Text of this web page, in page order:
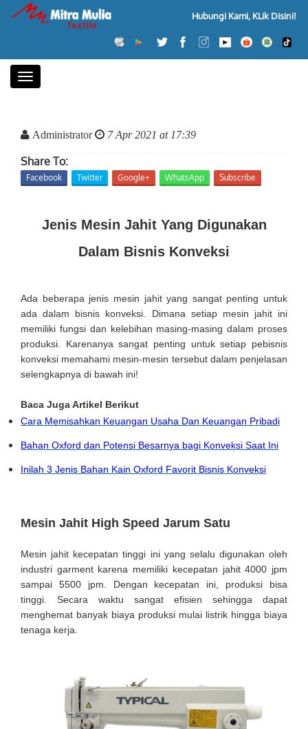
Hubungi Kami, KLik Disini!
Toggle
Administrator 7 Apr 2021 at 17:39
Share To:
Facebook Twitter Google+ WhatsApp Subscribe
Jenis Mesin Jahit Yang Digunakan
Dalam Bisnis Konveksi
Ada beberapa jenis mesin jahit yang sangat penting untuk
ada dalam bisnis konveksi. Dimana setiap mesin jahit ini
memiliki fungsi dan kelebihan masing-masing dalam proses
produksi. Karenanya sangat penting untuk setiap pebisnis
konveksi memahami mesin-mesin tersebut dalam penjelasan
selengkapnya di bawah ini!
Baca Juga Artikel Berikut
Cara Memisahkan Keuangan Usaha Dan Keuangan Pribadi
Bahan Oxford dan Potensi Besarnya bagi Konveksi Saat Ini
Inilah 3 Jenis Bahan Kain Oxford Favorit Bisnis Konveksi
Mesin Jahit High Speed Jarum Satu
Mesin jahit kecepatan tinggi ini yang selalu digunakan oleh
industri garment karena memiliki kecepatan jahit 4000 jpm
sampai 5500 jpm. Dengan kecepatan ini, produksi bisa
tinggi. Secara waktu sangat efisien sehingga dapat
menghemat banyak biaya produksi mulai listrik hingga biaya
tenaga kerja.